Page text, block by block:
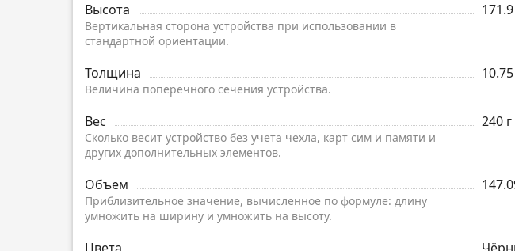
Высота
Вертикальная сторона устройства при использовании в
стандартной ориентации.
Толщина
Величина поперечного сечения устройства.
Вес
Сколько весит устройство без учета чехла, карт сим и памяти и
других дополнительных элементов.
240 г
Объем
Приблизительное значение, вычисленное по формуле: длину
умножить на ширину и умножить на высоту.